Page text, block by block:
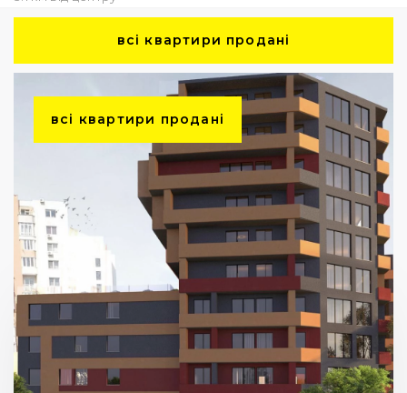
всі квартири продані
всі квартири продані